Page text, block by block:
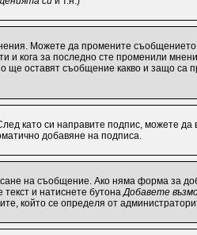
Можете да промените съобщението
кога за последно сте променили
оставят съобщение какво и защо
като си направите подпис, можете да
добавяне на подписа.
на съобщение. Ако няма форма за
текст и натиснете бутонаДобавете
който се определя от